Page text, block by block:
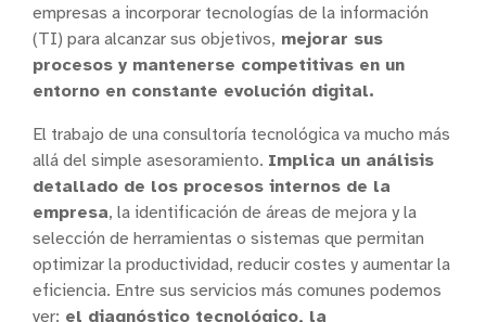
empresas a incorporar tecnologías de la información
(TI) para alcanzar sus objetivos, mejorar sus
procesos y mantenerse competitivas en un
entorno en constante evolución digital.
El trabajo de una consultoría tecnológica va mucho más
allá del simple asesoramiento. Implica un análisis
detallado de los procesos internos de la
empresa, la identificación de áreas de mejora y la
selección de herramientas o sistemas que permitan
optimizar la productividad, reducir costes y aumentar la
eficiencia. Entre sus servicios más comunes podemos
ver: el diagnóstico tecnológico, la